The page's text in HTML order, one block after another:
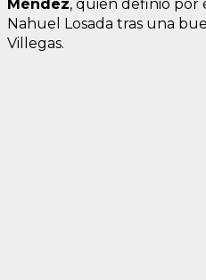
Méndez, quien definió por
Nahuel Losada tras una
Villegas.